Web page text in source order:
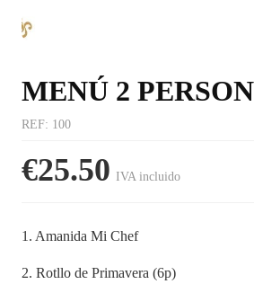
MENÚ 2
REF: 100
€25.50 IVA incluido
1. Amanida Mi Chef
2. Rotllo de Primavera (6p)